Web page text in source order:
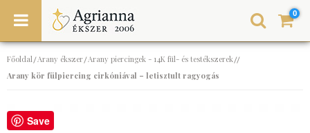
0
Főoldal/Arany ékszer/Arany piercingek - 14K fül- és testékszerek//
Arany kör fülpiercing cirkóniával – letisztult ragyogás
Save